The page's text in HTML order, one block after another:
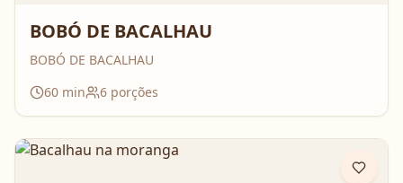
BOBÓ DE BACALHAU
BOBÓ DE BACALHAU
60 min 6 porções